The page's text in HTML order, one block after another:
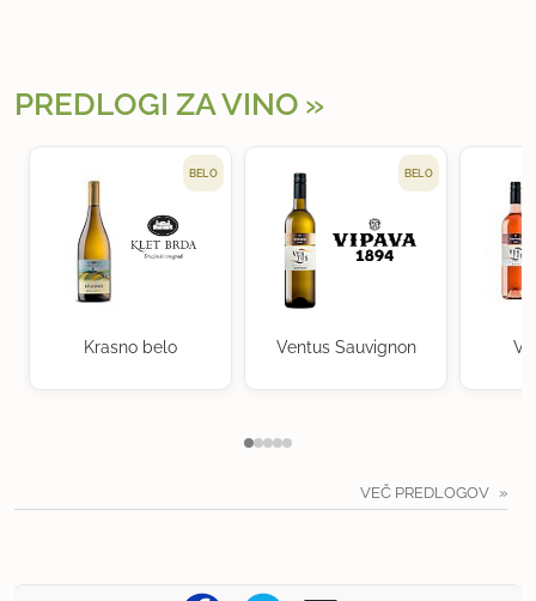
PREDLOGI ZA VINO
BELO
Krasno belo
BELO
Ventus Sauvignon
VEČ PREDLOGOV